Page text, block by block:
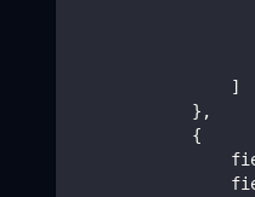
                ]
            },
            {